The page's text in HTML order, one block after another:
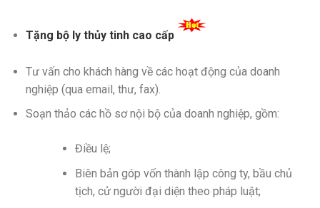
Tặng bộ ly thủy tinh cao cấp
Tư vấn cho khách hàng về các hoạt động của doanh
nghiệp (qua email, thư, fax).
Soạn thảo các hồ sơ nội bộ của doanh nghiệp, gồm:
Điều lệ;
Biên bản góp vốn thành lập công ty, bầu chủ
tịch, cử người đại diện theo pháp luật;